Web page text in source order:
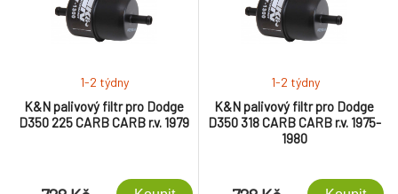
K&N palivový filtr pro Dodge
D350 225 CARB CARB r.v. 1979
1-2 týdny
K&N palivový filtr pro Dodge
D350 318 CARB CARB r.v. 1975-
1980
1-2 týdny